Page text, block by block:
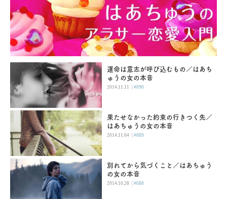
運命は意志が呼び込むもの／はあち
ゅうの女の本音
2014.11.11 |#090
果たせなかった約束の行きつく先／
はあちゅうの女の本音
2014.11.04 |#089
別れてから気づくこと／はあちゅう
の女の本音
2014.10.28 |#088